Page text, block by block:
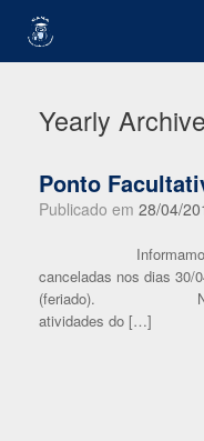
content
Yearly
Ponto
Publicado em 28/04/
Informamos que
canceladas nos dias 30/
(feriado). No dia
atividades do […]